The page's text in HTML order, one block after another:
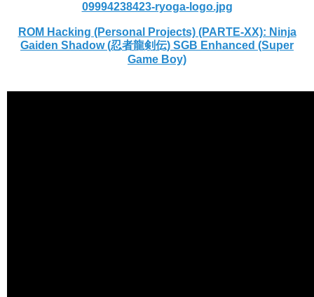
09994238423-ryoga-logo.jpg
ROM Hacking (Personal Projects) (PARTE-XX): Ninja
Gaiden Shadow (忍者龍剣伝) SGB Enhanced (Super
Game Boy)